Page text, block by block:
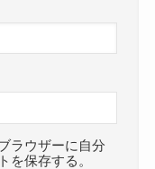
ラウザーに自分
を保存する。